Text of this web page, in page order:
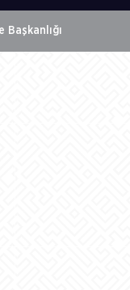
Başkanlığı